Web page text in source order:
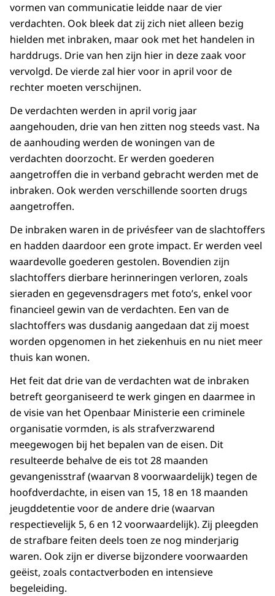
vormen van communicatie leidde naar de vier
verdachten. Ook bleek dat zij zich niet alleen bezig
hielden met inbraken, maar ook met het handelen in
harddrugs. Drie van hen zijn hier in deze zaak voor
vervolgd. De vierde zal hier voor in april voor de
rechter moeten verschijnen.
De verdachten werden in april vorig jaar
aangehouden, drie van hen zitten nog steeds vast. Na
de aanhouding werden de woningen van de
verdachten doorzocht. Er werden goederen
aangetroffen die in verband gebracht werden met de
inbraken. Ook werden verschillende soorten drugs
aangetroffen.
De inbraken waren in de privésfeer van de slachtoffers
en hadden daardoor een grote impact. Er werden veel
waardevolle goederen gestolen. Bovendien zijn
slachtoffers dierbare herinneringen verloren, zoals
sieraden en gegevensdragers met foto’s, enkel voor
financieel gewin van de verdachten. Een van de
slachtoffers was dusdanig aangedaan dat zij moest
worden opgenomen in het ziekenhuis en nu niet meer
thuis kan wonen.
Het feit dat drie van de verdachten wat de inbraken
betreft georganiseerd te werk gingen en daarmee in
de visie van het Openbaar Ministerie een criminele
organisatie vormden, is als strafverzwarend
meegewogen bij het bepalen van de eisen. Dit
resulteerde behalve de eis tot 28 maanden
gevangenisstraf (waarvan 8 voorwaardelijk) tegen de
hoofdverdachte, in eisen van 15, 18 en 18 maanden
jeugddetentie voor de andere drie (waarvan
respectievelijk 5, 6 en 12 voorwaardelijk). Zij pleegden
de strafbare feiten deels toen ze nog minderjarig
waren. Ook zijn er diverse bijzondere voorwaarden
geëist, zoals contactverboden en intensieve
begeleiding.